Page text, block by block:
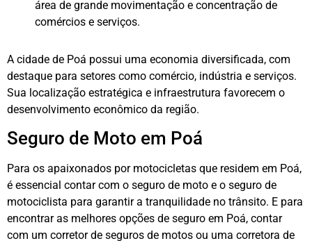
área de grande movimentação e concentração de
comércios e serviços.
A cidade de Poá possui uma economia diversificada, com
destaque para setores como comércio, indústria e serviços.
Sua localização estratégica e infraestrutura favorecem o
desenvolvimento econômico da região.
Seguro de Moto em Poá
Para os apaixonados por motocicletas que residem em Poá,
é essencial contar com o seguro de moto e o seguro de
motociclista para garantir a tranquilidade no trânsito. E para
encontrar as melhores opções de seguro em Poá, contar
com um corretor de seguros de motos ou uma corretora de